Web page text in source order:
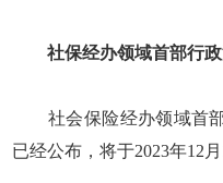
社保经办领域首部行
社会保险经办领域首部
已经公布，将于2023年12月